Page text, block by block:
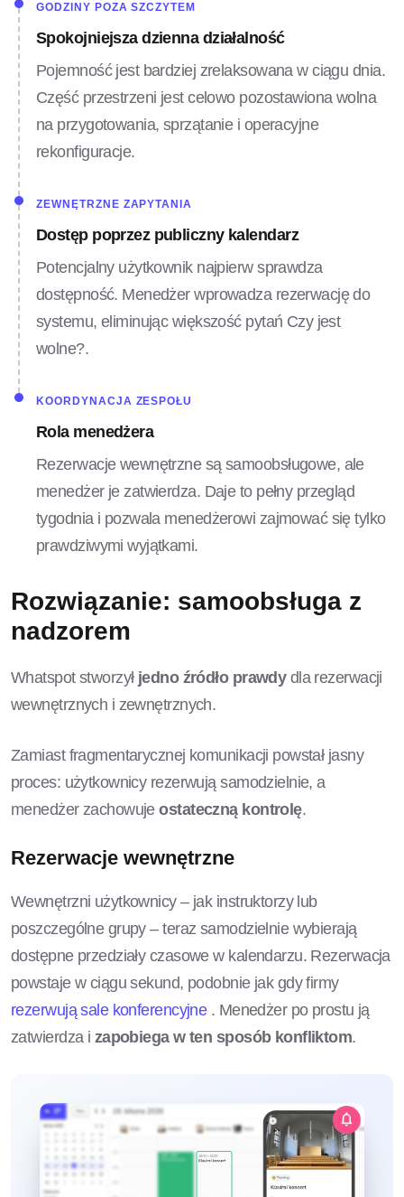
GODZINY POZA SZCZYTEM
Spokojniejsza dzienna działalność
Pojemność jest bardziej zrelaksowana w ciągu dnia.
Część przestrzeni jest celowo pozostawiona wolna
na przygotowania, sprzątanie i operacyjne
rekonfiguracje.
ZEWNĘTRZNE ZAPYTANIA
Dostęp poprzez publiczny kalendarz
Potencjalny użytkownik najpierw sprawdza
dostępność. Menedżer wprowadza rezerwację do
systemu, eliminując większość pytań Czy jest
wolne?.
KOORDYNACJA ZESPOŁU
Rola menedżera
Rezerwacje wewnętrzne są samoobsługowe, ale
menedżer je zatwierdza. Daje to pełny przegląd
tygodnia i pozwala menedżerowi zajmować się tylko
prawdziwymi wyjątkami.
Rozwiązanie: samoobsługa z
nadzorem
Whatspot stworzył jedno źródło prawdydla rezerwacji
wewnętrznych i zewnętrznych.
Zamiast fragmentarycznej komunikacji powstał jasny
proces: użytkownicy rezerwują samodzielnie, a
menedżer zachowujeostateczną kontrolę.
Rezerwacje wewnętrzne
Wewnętrzni użytkownicy – jak instruktorzy lub
poszczególne grupy – teraz samodzielnie wybierają
dostępne przedziały czasowe w kalendarzu. Rezerwacja
powstaje w ciągu sekund, podobnie jak gdy firmy
rezerwują sale konferencyjne. Menedżer po prostu ją
zatwierdza i zapobiega w ten sposób konfliktom.